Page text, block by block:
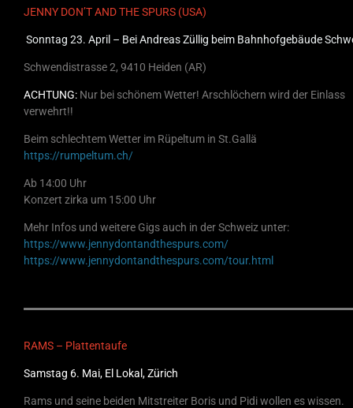
JENNY DON’T AND THE SPURS (USA)
Sonntag 23. April – Bei Andreas Züllig beim Bahnhofgebäude
Schwendistrasse 2, 9410 Heiden (AR)
ACHTUNG: Nur bei schönem Wetter! Arschlöchern wird der Einlass
verwehrt!!
Beim schlechtem Wetter im Rüpeltum in St.Gallä
https://rumpeltum.ch/
Ab 14:00 Uhr
Konzert zirka um 15:00 Uhr
Mehr Infos und weitere Gigs auch in der Schweiz unter:
https://www.jennydontandthespurs.com/
https://www.jennydontandthespurs.com/tour.html
RAMS – Plattentaufe
Samstag 6. Mai, El Lokal, Zürich
Rams und seine beiden Mitstreiter Boris und Pidi wollen es wissen.